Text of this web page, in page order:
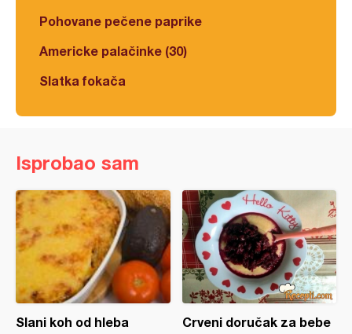
Pohovane pečene paprike
Americke palačinke (30)
Slatka fokača
Isprobao sam
Slani koh od hleba Crveni doručak za bebe